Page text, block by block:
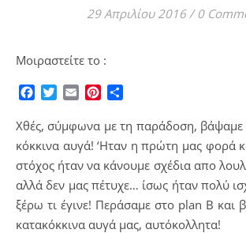
29 Απριλίου 2016 / 0
Μοιραστείτε το :
Facebook
TwitterEmailPinterest
Χθές, σύμφωνα με τη παράδοση, βάψαμε με το φουντούκι
κόκκινα αυγά! ‘Ηταν η πρώτη μας φορά
στόχος ήταν να κάνουμε σχέδια απο
αλλά δεν μας πέτυχε… ίσως ήταν πολύ
ξέρω τι έγινε! Περάσαμε στο plan B και
κατακόκκινα αυγά μας, αυτόκολλητα!